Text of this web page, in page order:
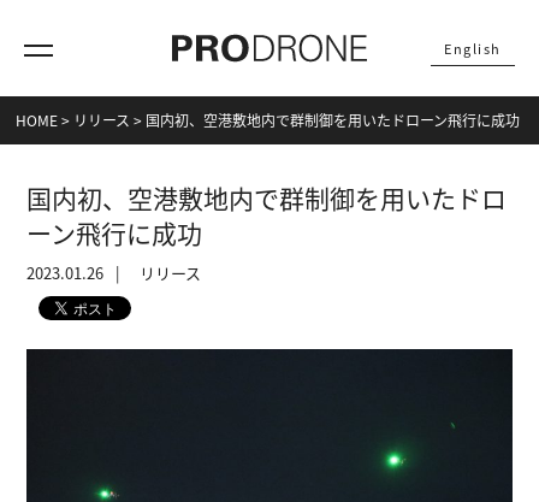
English
HOME> リリース > 国内初、空港敷地内で群制御を用いたドローン飛行に成功
国内初、空港敷地内で群制御を用いたドロ
ーン飛行に成功
2023.01.26 リリース